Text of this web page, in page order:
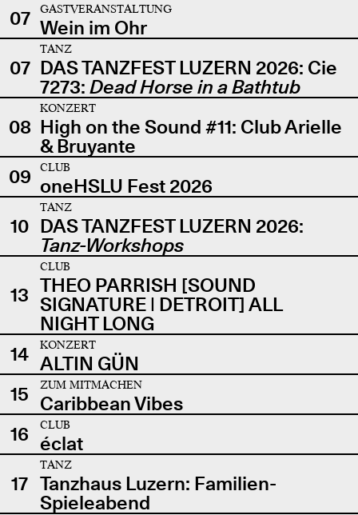
07
GASTVERANSTALTUNG
Wein im Ohr
07
TANZ
DAS TANZFEST LUZERN 2026: Cie
7273: Dead Horse in a Bathtub
08
KONZERT
High on the Sound #11: Club Arielle
& Bruyante
09
CLUB
oneHSLU Fest 2026
10
TANZ
DAS TANZFEST LUZERN 2026:
Tanz-Workshops
13
CLUB
THEO PARRISH [SOUND
SIGNATURE | DETROIT] ALL
NIGHT LONG
14
KONZERT
ALTIN GÜN
15
ZUM MITMACHEN
Caribbean Vibes
16
CLUB
éclat
17
TANZ
Tanzhaus Luzern: Familien-
Spieleabend